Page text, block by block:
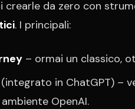
crearle da zero con
. I principali:
– ormai un classico,
(integrato in ChatGPT) –
OpenAI.